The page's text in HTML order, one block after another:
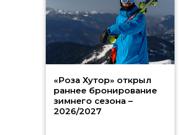
«Роза Хутор» открыл
раннее бронирование
зимнего сезона –
2026/2027